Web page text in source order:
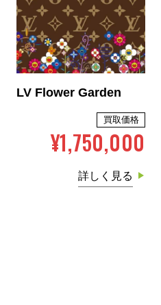
LV Flower Garden
買取価格
¥1,750,000
詳しく見る